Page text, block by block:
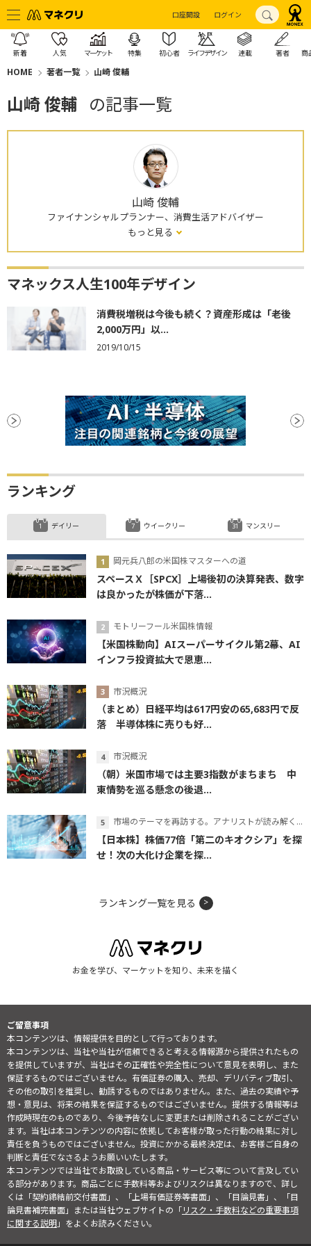
口座開設 ログイン
新着 人気 マーケット 特集 初心者 ライフデザイン 連載 著者 商
HOME 著者一覧 山崎 俊輔
山崎 俊輔 の記事一覧
山崎 俊輔
ファイナンシャルプランナー、消費生活アドバイザー
もっと見る
マネックス人生100年デザイン
消費税増税は今後も続く？資産形成は「老後
2,000万円」以...
2019/10/15
ランキング
デイリー
岡元兵八郎の米国株マスターへの道
スペースＸ［SPCX］上場後初の決算発表、数字
は良かったが株価が下落...
モトリーフール米国株情報
【米国株動向】AIスーパーサイクル第2幕、AI
インフラ投資拡大で恩恵...
市況概況
（まとめ）日経平均は617円安の65,683円で反
落 半導体株に売りも好...
市況概況
（朝）米国市場では主要3指数がまちまち 中
東情勢を巡る懸念の後退...
市場のテーマを再訪する。アナリストが読み解くテーマの本質
【日本株】株価77倍「第二のキオクシア」を探
せ！次の大化け企業を探...
ウイークリー マンスリー
ランキング一覧を見る
お金を学び、マーケットを知り、未来を描く
ご留意事項
本コンテンツは、情報提供を目的として行っております。
本コンテンツは、当社や当社が信頼できると考える情報源から提供されたもの
を提供していますが、当社はその正確性や完全性について意見を表明し、また
保証するものではございません。有価証券の購入、売却、デリバティブ取引、
その他の取引を推奨し、勧誘するものではありません。また、過去の実績や予
想・意見は、将来の結果を保証するものではございません。提供する情報等は
作成時現在のものであり、今後予告なしに変更または削除されることがござい
ます。当社は本コンテンツの内容に依拠してお客様が取った行動の結果に対し
責任を負うものではございません。投資にかかる最終決定は、お客様ご自身の
判断と責任でなさるようお願いいたします。
本コンテンツでは当社でお取扱している商品・サービス等について言及してい
る部分があります。商品ごとに手数料等およびリスクは異なりますので、詳し
くは「契約締結前交付書面」、「上場有価証券等書面」、「目論見書」、「目
論見書補完書面」または当社ウェブサイトの「リスク・手数料などの重要事項
に関する説明」をよくお読みください。